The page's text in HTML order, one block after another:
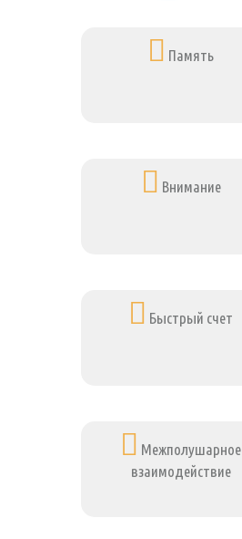
Память
Внимание
Быстрый счет
Межполушарное
взаимодействие